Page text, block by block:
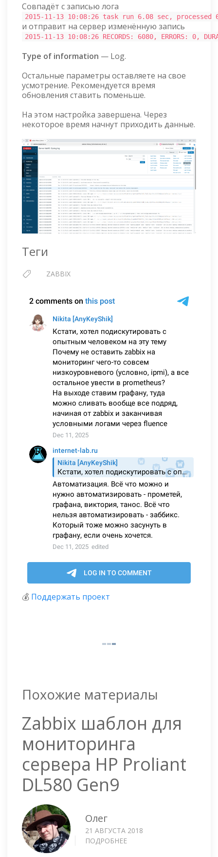
Совпадёт с записью лога
2015-11-13 10:08:26 task run 6.08 sec,
и отправит на сервер изменённую запись
2015-11-13 10:08:26 RECORDS: 6080, ERRORS: 0,
Type of information — Log.
Остальные параметры оставляете на свое
усмотрение. Рекомендуется время
обновления ставить поменьше.
На этом настройка завершена. Через
некоторое время начнут приходить данные.
Теги
ZABBIX
💰 Поддержать проект
Похожие материалы
Zabbix шаблон для
мониторинга
сервера HP Proliant
DL580 Gen9
Олег
21 АВГУСТА 2018
ПОДРОБНЕЕ